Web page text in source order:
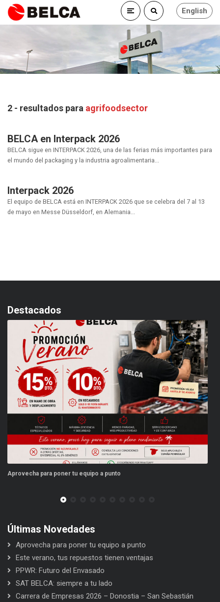
English
2 - resultados para agrifoodsector
BELCA en Interpack 2026
BELCA sigue en INTERPACK 2026, una de las ferias más importantes para
el mundo del packaging y la industria agroalimentaria...
Interpack 2026
El equipo de BELCA está en INTERPACK 2026 que se celebra del 7 al 13
de mayo en Messe Düsseldorf, en Alemania...
Destacados
Aprovecha para poner tu equipo a punto
Últimas Novedades
Aprovecha para poner tu equipo a punto
Este verano, tus repuestos tienen ventajas
PPWR: Futuro del Envasado
SAT BELCA: siempre a tu lado
Carrera de Empresas 2026 – Donostia – San Sebastián